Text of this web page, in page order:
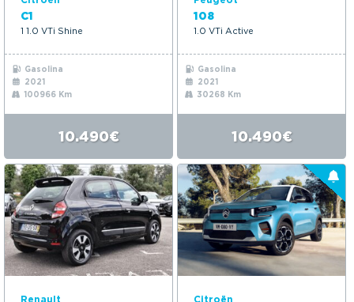
C1
1 1.0 VTi Shine
Gasolina
2021
100966 Km
10.490€
108
1.0 VTi Active
Gasolina
2021
30268 Km
10.490€
Renault Citroën